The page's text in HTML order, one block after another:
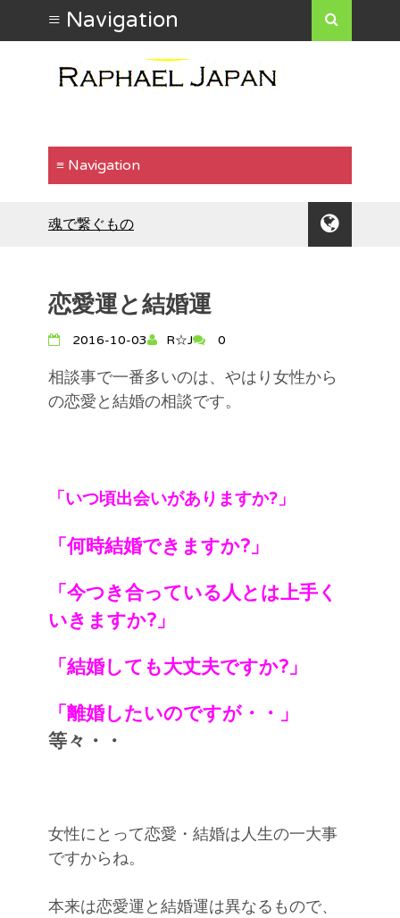
魂で繋ぐもの
行動で示す
「気が合う」ということ
自分の魅力を出したいなら
人生に壁や障害は付きもの
長所と短所は背中合わせ
恋愛運と結婚運
2016-10-03 R☆J 0
相談事で一番多いのは、やはり女性から
の恋愛と結婚の相談です。
「いつ頃出会いがありますか?」
「何時結婚できますか?」
「今つき合っている人とは上手く
いきますか?」
「結婚しても大丈夫ですか?」
「離婚したいのですが・・」
等々・・
女性にとって恋愛・結婚は人生の一大事
ですからね。
本来は恋愛運と結婚運は異なるもので、